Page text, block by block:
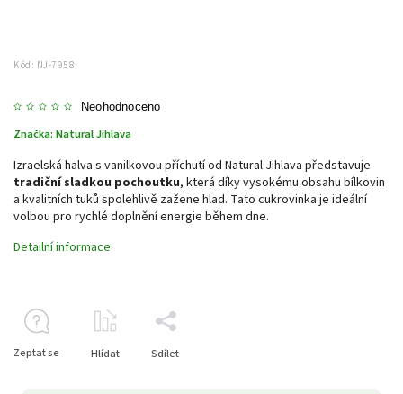
Kód: NJ-7958
Neohodnoceno
Značka: Natural Jihlava
Izraelská halva s vanilkovou příchutí od Natural Jihlava představuje
tradiční sladkou pochoutku, která díky vysokému obsahu bílkovin
a kvalitních tuků spolehlivě zažene hlad. Tato cukrovinka je ideální
volbou pro rychlé doplnění energie během dne.
Detailní informace
Zeptat se Hlídat Sdílet